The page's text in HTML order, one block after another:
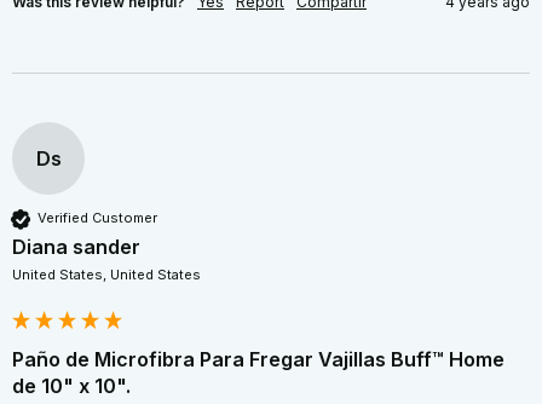
Ds
Verified Customer
Diana sander
United States, United States
Paño de Microfibra Para Fregar Vajillas Buff™ Home
de 10" x 10".